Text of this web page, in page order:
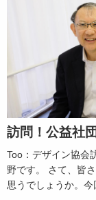
訪問！公益社
Too：デザイン協会
野です。 さて、皆
思うでしょうか。今